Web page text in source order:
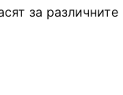
за различните